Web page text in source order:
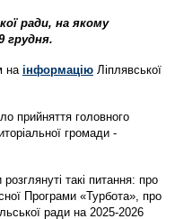
ради, на якому
грудня.
на інформацію Ліплявської
прийняття головного
громади -
такі питання: про
Програми «Турбота», про
ради на 2025-2026